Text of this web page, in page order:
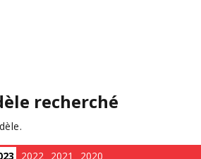
recherché
2022 2021 2020